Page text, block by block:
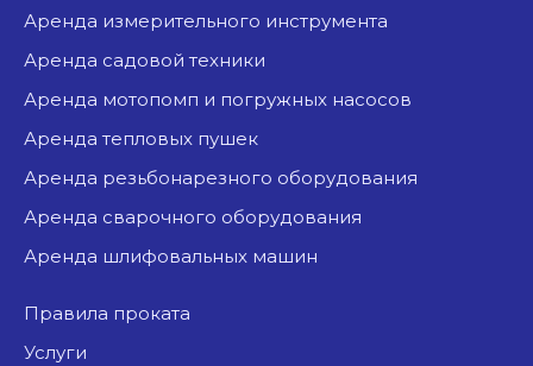
аренда измерительного инструмента
аренда садовой техники
аренда мотопомп и погружных насосов
аренда тепловых пушек
аренда резьбонарезного оборудования
аренда сварочного оборудования
аренда шлифовальных машин
Правила проката
Услуги